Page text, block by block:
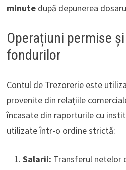
minutedupă depunerea
Operațiuni permise
fondurilor
Contul de Trezorerie este
provenite din relațiile
încasate din raporturile cu
utilizate într-o ordine strictă:
Salarii: Transferul netelor